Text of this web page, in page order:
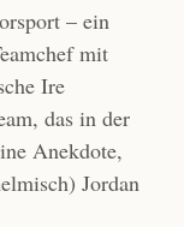
– ein
mit
Ire
das in der
Anekdote,
Jordan